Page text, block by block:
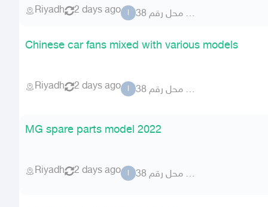
Riyadh 2 days ago ا المطلق محل رقم 38
Chinese car fans mixed with various models
Riyadh 2 days ago ا المطلق محل رقم 38
MG spare parts model 2022
Riyadh 2 days ago ا المطلق محل رقم 38